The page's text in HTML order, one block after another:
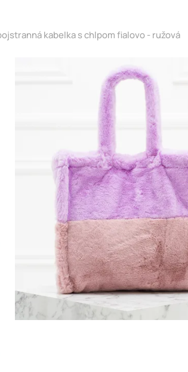
kabelka s chlpom fialovo - ružová